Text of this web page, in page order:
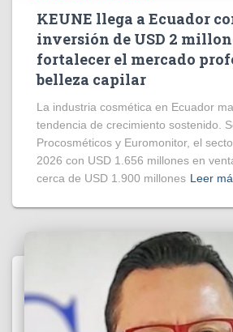
KEUNE llega a Ecuador
inversión de USD 2
fortalecer el mercado
belleza capilar
La industria cosmética en Ecuador
tendencia de crecimiento sostenido.
Procosméticos y Euromonitor, el
2026 con USD 1.656 millones en
cerca de USD 1.900 millones Leer